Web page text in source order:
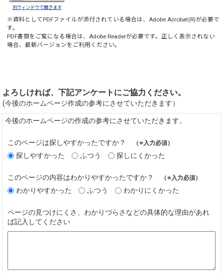
別ウィンドウで開きます
※資料としてPDFファイルが添付されている場合は、 Adobe Acrobat(R)が必要で
す。
PDF書類をご覧になる場合は、 Adobe Readerが必要です。正しく表示されない
場合、最新バージョンをご利用ください。